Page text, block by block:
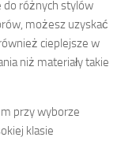
do różnych stylów
możesz uzyskać
cieplejsze w
niż materiały takie
przy wyborze
klasie